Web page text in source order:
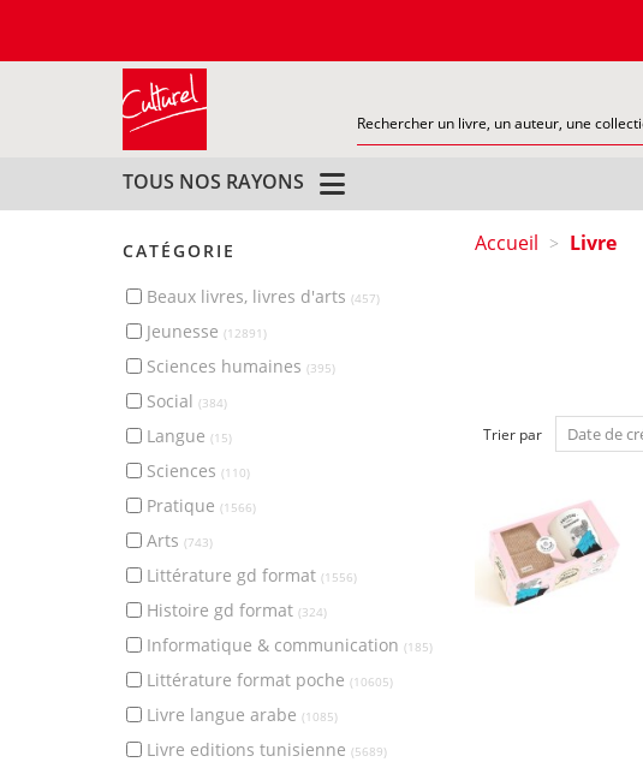
TOUS NOS RAYONS
CATÉGORIE
beaux livres, livres d'arts (457)
jeunesse (12891)
sciences humaines (395)
social (384)
langue (15)
sciences (110)
pratique (1566)
arts (743)
littérature gd format (1556)
histoire gd format (324)
informatique & communication (185)
littérature format poche (10605)
livre langue arabe (1085)
livre editions tunisienne (5689)
Accueil > Livre
Trier par